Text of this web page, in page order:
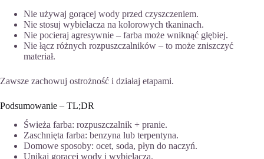
Nie używaj gorącej wody przed czyszczeniem.
Nie stosuj wybielacza na kolorowych tkaninach.
Nie pocieraj agresywnie – farba może wniknąć głębiej.
Nie łącz różnych rozpuszczalników – to może zniszczyć
materiał.
Zawsze zachowuj ostrożność i działaj etapami.
Podsumowanie – TL;DR
Świeża farba: rozpuszczalnik + pranie.
Zaschnięta farba: benzyna lub terpentyna.
Domowe sposoby: ocet, soda, płyn do naczyń.
Unikaj gorącej wody i wybielacza.